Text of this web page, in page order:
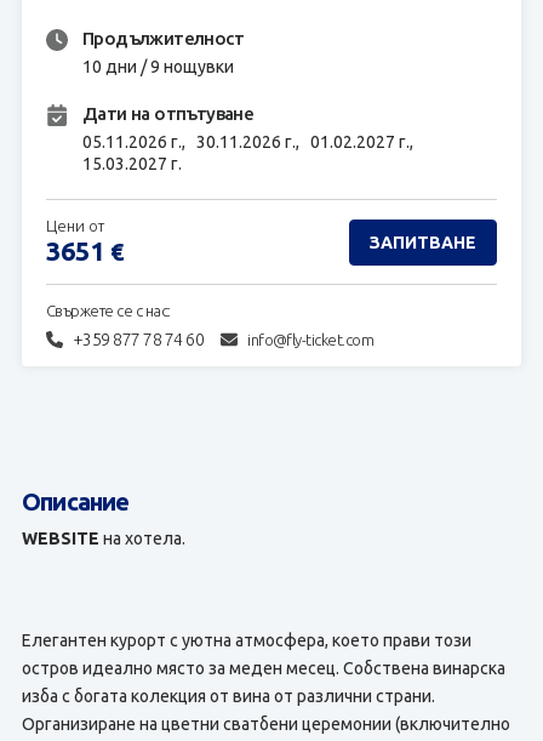
Продължителност
10 дни / 9 нощувки
Дати на отпътуване
05.11.2026 г., 30.11.2026 г., 01.02.2027 г.,
15.03.2027 г.
Свържете се с нас:
+359 877 78 74 60 info@fly-ticket.com
Цени от
3651 € ЗАПИТВАНЕ
Описание
WEBSITE на хотела.
Елегантен курорт с уютна атмосфера, което прави този
остров идеално място за меден месец. Собствена винарска
изба с богата колекция от вина от различни страни.
Организиране на цветни сватбени церемонии (включително